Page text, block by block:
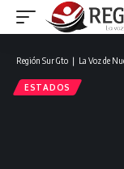
Región Sur Gto ❘ La Voz de
ESTADOS